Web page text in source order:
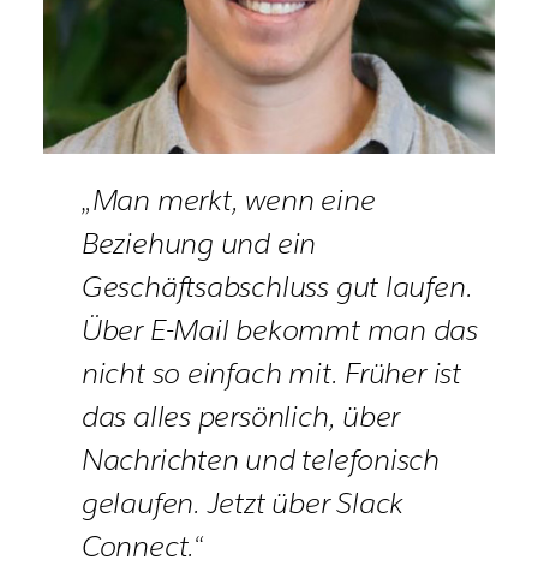
„Man merkt, wenn eine
Beziehung und ein
Geschäftsabschluss gut laufen.
Über E-Mail bekommt man das
nicht so einfach mit. Früher ist
das alles persönlich, über
Nachrichten und telefonisch
gelaufen. Jetzt über Slack
Connect.“